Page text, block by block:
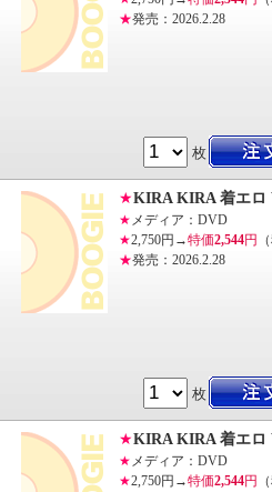
★発売：2026.2.28
枚
★KIRA KIRA 着エロ
★ メディア：DVD
★2,750円→特価2,544円
★発売：2026.2.28
枚
★KIRA KIRA 着エロ
★ メディア：DVD
★2,750円→特価2,544円